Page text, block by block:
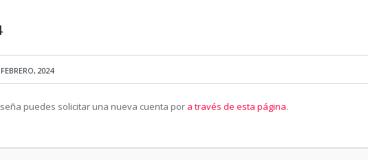
2024
puedes solicitar una nueva cuenta por a través de esta página.